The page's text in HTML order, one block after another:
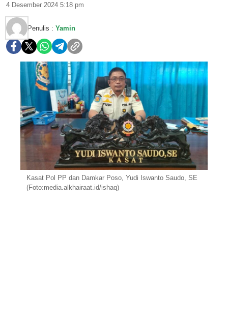
4 Desember 2024 5:18 pm
Penulis : Yamin
Kasat Pol PP dan Damkar Poso, Yudi Iswanto Saudo, SE
(Foto:media.alkhairaat.id/ishaq)